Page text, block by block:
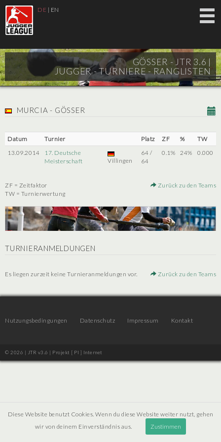
DE | EN
GÖSSER - JTR 3.6 |
JUGGER - TURNIERE - RANGLISTEN
MURCIA - GÖSSER
Datum Turnier Platz ZF %
TW
13.09.2014
17. Deutsche
Meisterschaft
Villingen
64 /
64
0.1% 24% 0.000
ZF = Zeitfaktor
TW = Turnierwertung
Zurück zu den Teams
TURNIERANMELDUNGEN
Es liegen zurzeit keine Turnieranmeldungen vor. Zurück zu den Teams
Nutzungsbedingungen Datenschutz Impressum Kontakt
© 2026 | JTR v3.6 | Projekt [ PI ] Internet
Diese Website benutzt Cookies. Wenn du diese Website weiter nutzt, gehen
wir von deinem Einverständnis aus.
Zustimmen